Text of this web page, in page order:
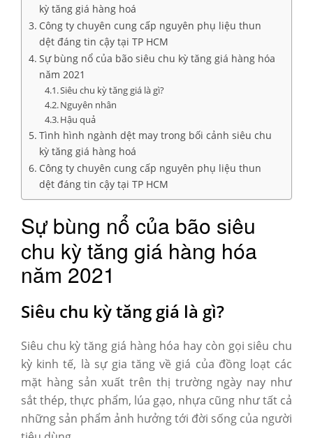
kỳ tăng giá hàng hoá
Công ty chuyên cung cấp nguyên phụ liệu thun
dệt đáng tin cậy tại TP HCM
Sự bùng nổ của bão siêu chu kỳ tăng giá hàng hóa
năm 2021
Siêu chu kỳ tăng giá là gì?
Nguyên nhân
Hậu quả
Tình hình ngành dệt may trong bối cảnh siêu chu
kỳ tăng giá hàng hoá
Công ty chuyên cung cấp nguyên phụ liệu thun
dệt đáng tin cậy tại TP HCM
Sự bùng nổ của bão siêu
chu kỳ tăng giá hàng hóa
năm 2021
Siêu chu kỳ tăng giá là gì?
Siêu chu kỳ tăng giá hàng hóa hay còn gọi siêu chu
kỳ kinh tế, là sự gia tăng về giá của đồng loạt các
mặt hàng sản xuất trên thị trường ngày nay như
sắt thép, thực phẩm, lúa gạo, nhựa cũng như tất cả
những sản phẩm ảnh hưởng tới đời sống của người